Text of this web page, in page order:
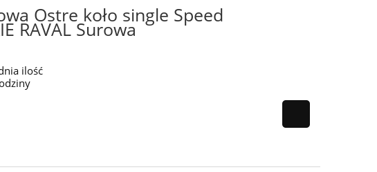
Ostre koło single Speed
RAVAL Surowa
ilość